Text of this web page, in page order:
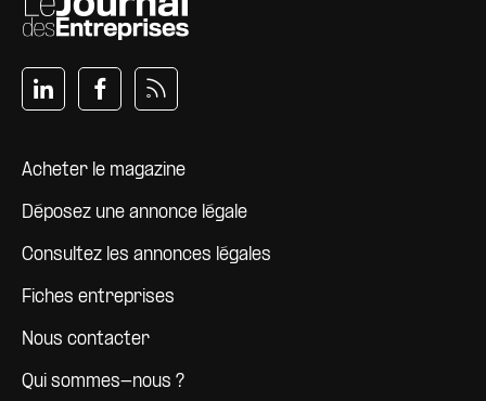
Pied de page
Acheter le magazine
Déposez une annonce légale
Consultez les annonces légales
Fiches entreprises
Nous contacter
Qui sommes-nous ?